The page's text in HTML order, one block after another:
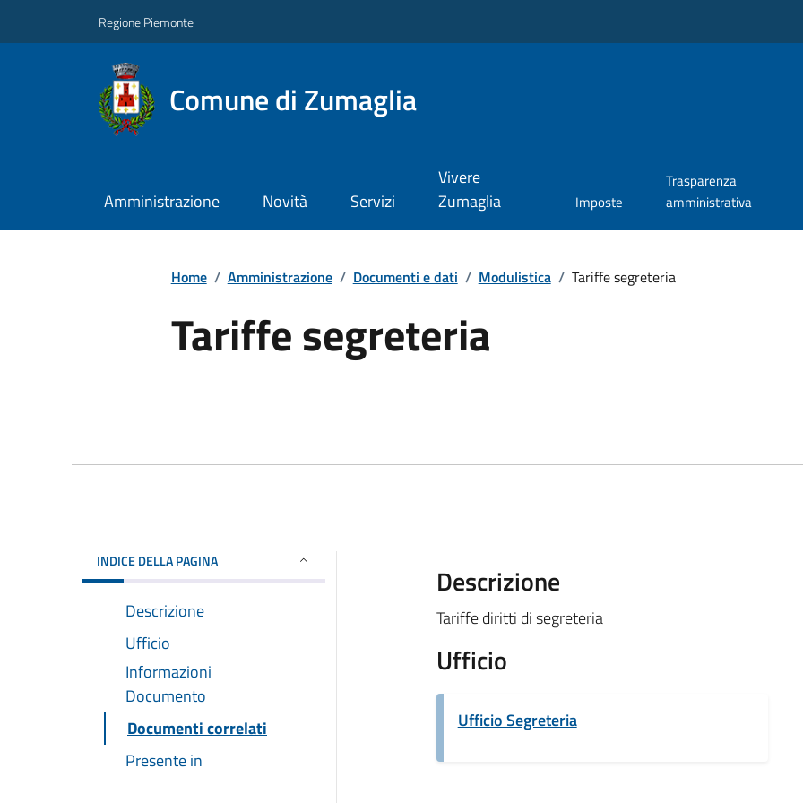
Regione Piemonte
Comune di Zumaglia
Amministrazione Novità Servizi
Vivere
Zumaglia
Imposte
Trasparenza
amministrativa
Home / Amministrazione / Documenti e dati / Modulistica / Tariffe segreteria
Tariffe segreteria
INDICE DELLA PAGINA
Descrizione
Ufficio
Informazioni
Documento
Documenti correlati
Presente in
Descrizione
Tariffe diritti di segreteria
Ufficio
Ufficio Segreteria